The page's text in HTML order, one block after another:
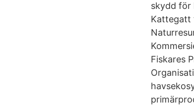
skydd för
Kattegatt
Fiskares